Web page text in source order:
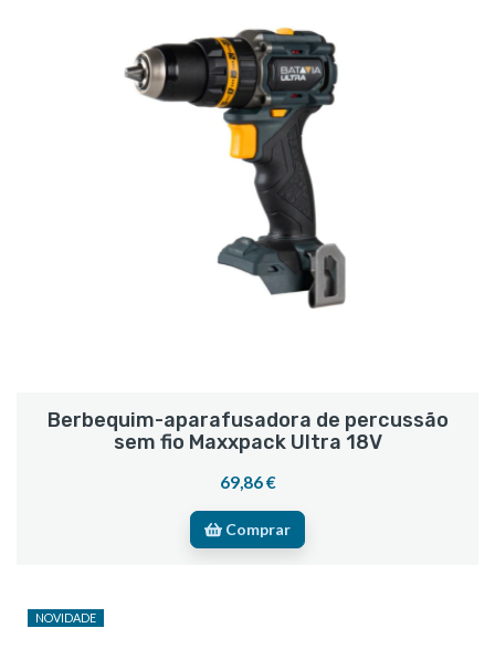
Berbequim-aparafusadora de percussão
sem fio Maxxpack Ultra 18V
69,86 €
Comprar
NOVIDADE